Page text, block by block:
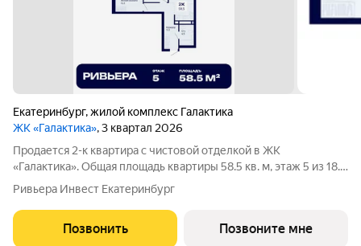
Екатеринбург,жилой комплекс Галактика
ЖК «Галактика», 3 квартал 2026
Продается 2-к квартира с чистовой отделкой в ЖК
«Галактика». Общая площадь квартиры 58.5 кв. м, этаж 5 из 18.
ЖК «Галактика» дом повышенного комфорта в составе
квартала «Космос» на проспекте Космонавтов. Это формат для
тех, кто любит городскую
Ривьера Инвест Екатеринбург
Позвонить Позвоните мне